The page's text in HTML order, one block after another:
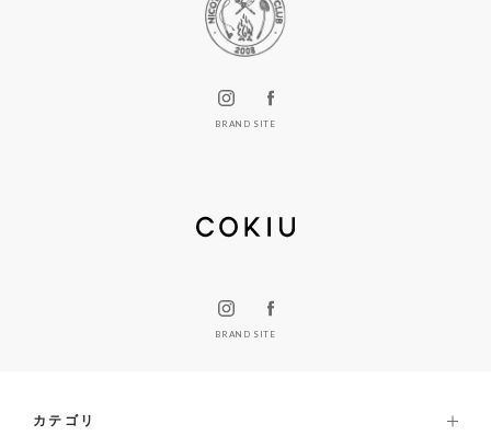
BRAND SITE
BRAND SITE
カテゴリ